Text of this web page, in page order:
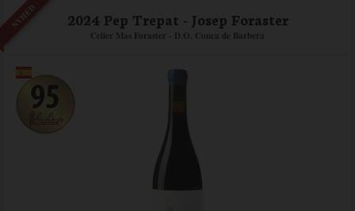
NYHED 2024 Pep Trepat - Josep Foraster
Celler Mas Foraster - D.O. Conca de Barbera